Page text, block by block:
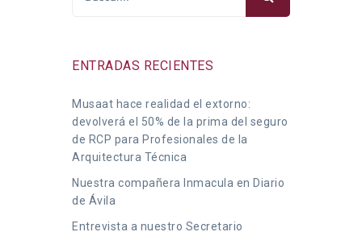
ENTRADAS RECIENTES
Musaat hace realidad el extorno:
devolverá el 50% de la prima del seguro
de RCP para Profesionales de la
Arquitectura Técnica
Nuestra compañera Inmacula en Diario
de Ávila
Entrevista a nuestro Secretario